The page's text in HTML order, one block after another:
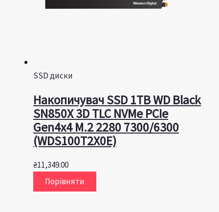
SSD диски
Накопичувач SSD 1TB WD Black
SN850X 3D TLC NVMe PCIe
Gen4x4 M.2 2280 7300/6300
(WDS100T2X0E)
₴11,349.00
Порівняти